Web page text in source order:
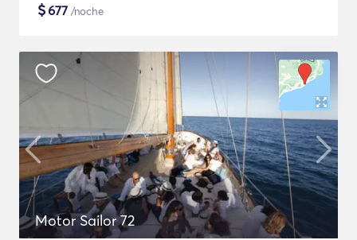
$677 /noche
Motor Sailor 72